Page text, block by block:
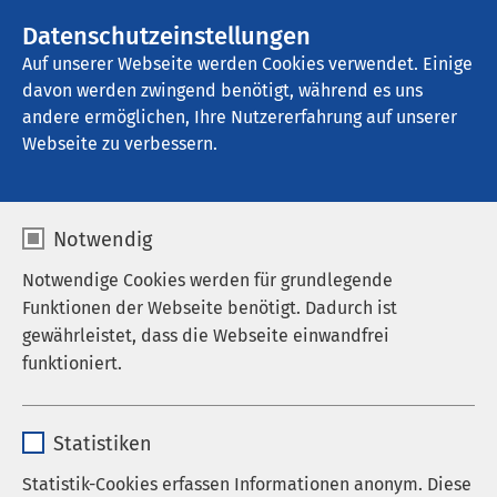
Datenschutzeinstellungen
Auf unserer Webseite werden Cookies verwendet. Einige
davon werden zwingend benötigt, während es uns
andere ermöglichen, Ihre Nutzererfahrung auf unserer
Webseite zu verbessern.
Notwendig
Notwendige Cookies werden für grundlegende
Funktionen der Webseite benötigt. Dadurch ist
gewährleistet, dass die Webseite einwandfrei
funktioniert.
Anbieter sgalinski
Statistiken
Statistik-Cookies erfassen Informationen anonym. Diese
AMEOS Klinikum Goslar
Ansprechpartner